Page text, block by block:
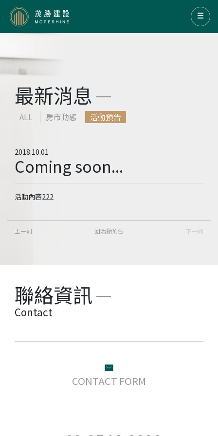
最新消息
ALL 房市動態 活動預告
2018.10.01
Coming soon...
活動內容222
上一則 回活動預告 下一則
聯絡資訊
Contact
CONTACT FORM